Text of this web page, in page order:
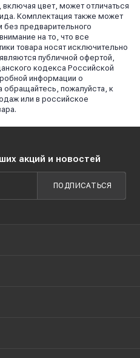
цвет, может отличаться
Комплектация также может
предварительного
на то, что все
товара носят исключительно
публичной офертой,
кодекса Российской
информации о
обращайтесь, пожалуйста, к
или в российское
акций и новостей
ПОДПИСАТЬСЯ